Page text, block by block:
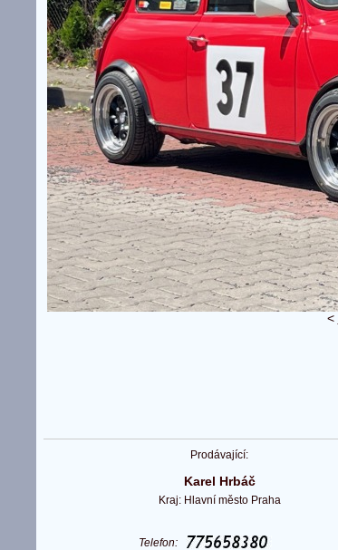
<
Prodávající:
Karel Hrbáč
Kraj: Hlavní město Praha
Telefon: